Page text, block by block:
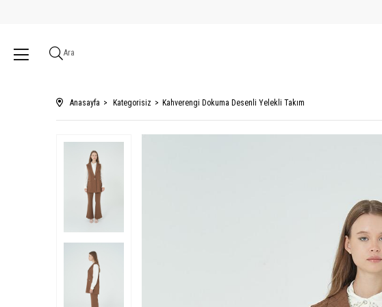
Ara
Anasayfa Kategorisiz Kahverengi Dokuma Desenli Yelekli Takım